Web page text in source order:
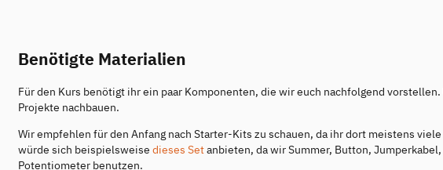
Benötigte Materialien
Für den Kurs benötigt ihr ein paar Komponenten, die wir euch nachfolgend
Projekte nachbauen.
Wir empfehlen für den Anfang nach Starter-Kits zu schauen, da ihr dort meistens
würde sich beispielsweise dieses Setanbieten, da wir Summer, Button,
Potentiometer benutzen.